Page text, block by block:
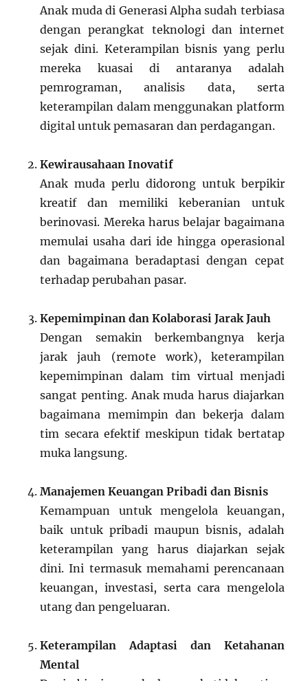
Anak muda di Generasi Alpha sudah terbiasa
dengan perangkat teknologi dan internet
sejak dini. Keterampilan bisnis yang perlu
mereka kuasai di antaranya adalah
pemrograman, analisis data, serta
keterampilan dalam menggunakan platform
digital untuk pemasaran dan perdagangan.
Kewirausahaan Inovatif
Anak muda perlu didorong untuk berpikir
kreatif dan memiliki keberanian untuk
berinovasi. Mereka harus belajar bagaimana
memulai usaha dari ide hingga operasional
dan bagaimana beradaptasi dengan cepat
terhadap perubahan pasar.
Kepemimpinan dan Kolaborasi Jarak Jauh
Dengan semakin berkembangnya kerja
jarak jauh (remote work), keterampilan
kepemimpinan dalam tim virtual menjadi
sangat penting. Anak muda harus diajarkan
bagaimana memimpin dan bekerja dalam
tim secara efektif meskipun tidak bertatap
muka langsung.
Manajemen Keuangan Pribadi dan Bisnis
Kemampuan untuk mengelola keuangan,
baik untuk pribadi maupun bisnis, adalah
keterampilan yang harus diajarkan sejak
dini. Ini termasuk memahami perencanaan
keuangan, investasi, serta cara mengelola
utang dan pengeluaran.
Keterampilan Adaptasi dan Ketahanan
Mental